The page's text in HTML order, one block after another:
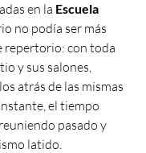
en la Escuela
no podía ser más
repertorio: con toda
y sus salones,
atrás de las mismas
el tiempo
pasado y
latido.